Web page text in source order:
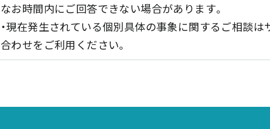
なお時間内にご回答できない場合があります。
・現在発生されている個別具体の事象に関するご相談
合わせをご利用ください。